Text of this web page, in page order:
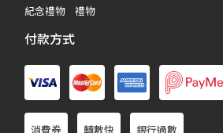
紀念禮物
禮物
付款方式
消費券 轉數快 銀行過數